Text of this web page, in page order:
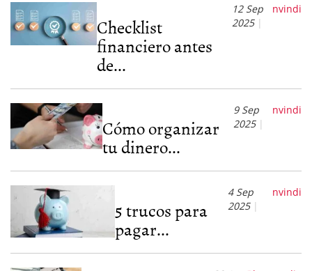
Checklist
financiero antes
de...
12 Sep
2025
nvindi
Cómo organizar
tu dinero...
9 Sep
2025
nvindi
5 trucos para
pagar...
4 Sep
2025
nvindi